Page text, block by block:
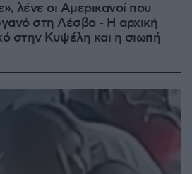
λένε οι Αμερικανοί που
στη Λέσβο - Η αρχική
στην Κυψέλη και η σιωπή